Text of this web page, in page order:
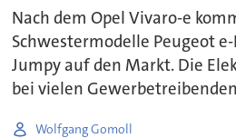
Nach dem Opel Vivaro-e
Schwestermodelle Peugeot
Jumpy auf den Markt. Die
bei vielen
Wolfgang Gomoll